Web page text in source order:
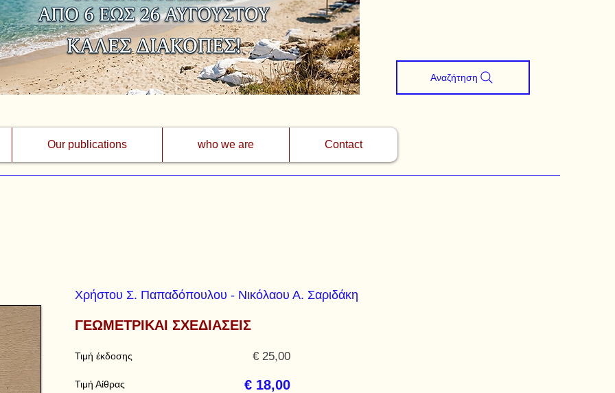
Our publications who we are Contact
Αναζήτηση
Χρήστου Σ. Παπαδόπουλου - Νικόλαου Α. Σαριδάκη
ΓΕΩΜΕΤΡΙΚΑΙ ΣΧΕΔΙΑΣΕΙΣ
Τιμή έκδοσης
Τιμή Αίθρας
€ 25,00
€ 18,00